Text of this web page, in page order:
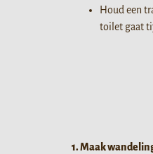
Houd een
toilet gaat
1. Maak